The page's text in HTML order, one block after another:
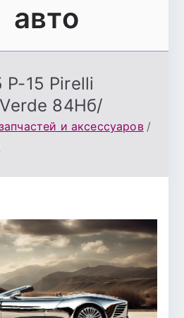
авто
15 Pirelli
84Hб/
и аксессуаров